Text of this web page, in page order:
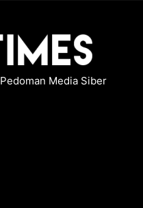
Pedoman Media Siber